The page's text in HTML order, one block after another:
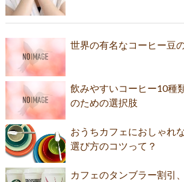
世界の有名なコーヒー豆
飲みやすいコーヒー10種
のための選択肢
おうちカフェにおしゃれ
選び方のコツって？
カフェのタンブラー割引